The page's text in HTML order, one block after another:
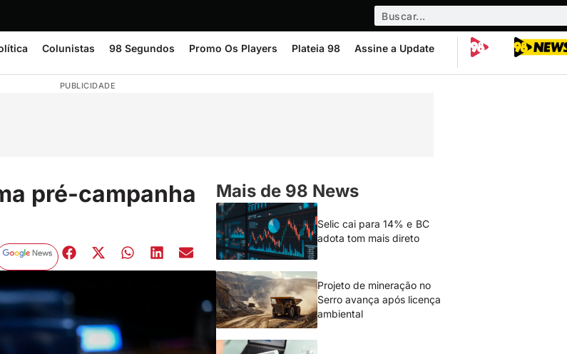
Colunistas 98 Segundos Promo Os Players Plateia 98 Assine a Update
PUBLICIDADE
pré-campanha
Mais de 98 News
Selic cai para 14% e BC
adota tom mais direto
Projeto de mineração no
Serro avança após licença
ambiental